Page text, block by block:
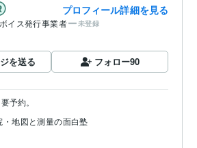
プロフィール詳細を見る
イス発行事業者 未登録
を送る フォロー90
予約。
地図と測量の面白塾